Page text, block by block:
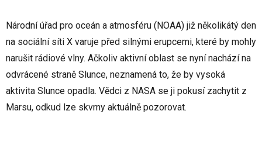
Národní úřad pro oceán a atmosféru (NOAA) již několikátý den
na sociální síti X varuje před silnými erupcemi, které by mohly
narušit rádiové vlny. Ačkoliv aktivní oblast se nyní nachází na
odvrácené straně Slunce, neznamená to, že by vysoká
aktivita Slunce opadla. Vědci z NASA se ji pokusí zachytit z
Marsu, odkud lze skvrny aktuálně pozorovat.